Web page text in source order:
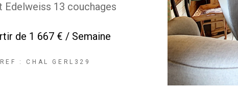
Edelweiss 13 couchages
de 1 667 € / Semaine
REF : CHAL GERL329